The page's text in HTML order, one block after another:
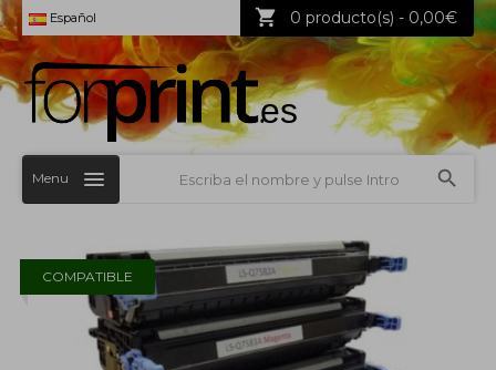
Español 0 producto(s) - 0,00€
Menu
COMPATIBLE